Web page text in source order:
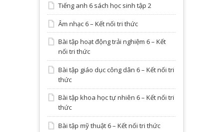
Tiếng anh 6 sách học sinh tập 2
Âm nhạc 6 – Kết nối tri thức
Bài tập hoạt động trải nghiệm 6 – Kết
nối tri thức
Bài tập giáo dục công dân 6 – Kết nối tri
thức
Bài tập khoa học tự nhiên 6 – Kết nối tri
thức
Bài tập mỹ thuật 6 – Kết nối tri thức